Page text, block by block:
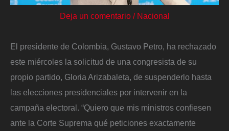
Deja un comentario / Nacional
El presidente de Colombia, Gustavo Petro, ha rechazado
este miércoles la solicitud de una congresista de su
propio partido, Gloria Arizabaleta, de suspenderlo hasta
las elecciones presidenciales por intervenir en la
campaña electoral. “Quiero que mis ministros confiesen
ante la Corte Suprema qué peticiones exactamente